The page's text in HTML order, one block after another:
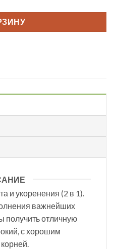
и укоренения (2 в 1).
важнейших
получить отличную
с хорошим